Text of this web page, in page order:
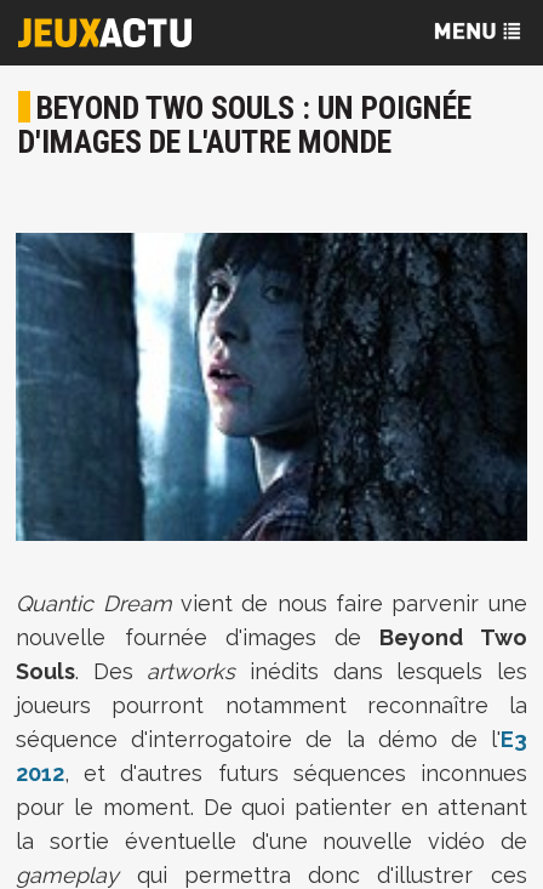
BEYOND TWO SOULS : UN POIGNÉE
D'IMAGES DE L'AUTRE MONDE
Quantic Dreamvient de nous faire parvenir une
nouvelle fournée d'images de Beyond Two
Souls. Des artworksinédits dans lesquels les
joueurs pourront notamment reconnaître la
séquence d'interrogatoire de la démo de l'E3
2012, et d'autres futurs séquences inconnues
pour le moment. De quoi patienter en attenant
la sortie éventuelle d'une nouvelle vidéo de
gameplayqui permettra donc d'illustrer ces